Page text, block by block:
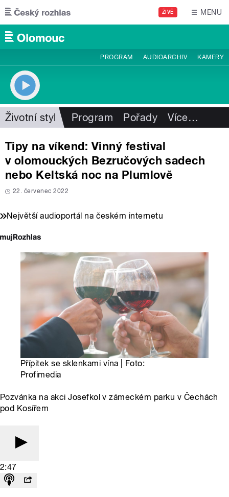
Přejít k hlavnímu obsahu
ŽIVĚ MENU
PROGRAM AUDIOARCHIV KAMERY
Životní styl Program Pořady Více…
Tipy na víkend: Vinný festival
v olomouckých Bezručových sadech
nebo Keltská noc na Plumlově
22. červenec 2022
Největší audioportál na českém internetu
Přípitek se sklenkami vína | Foto:
Profimedia
Pozvánka na akci Josefkol v zámeckém parku v Čechách
pod Kosířem
2:47